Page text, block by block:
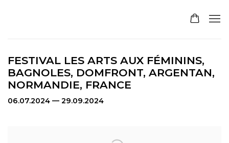
FESTIVAL LES ARTS AUX FÉMININS,
BAGNOLES, DOMFRONT, ARGENTAN,
NORMANDIE, FRANCE
06.07.2024 — 29.09.2024